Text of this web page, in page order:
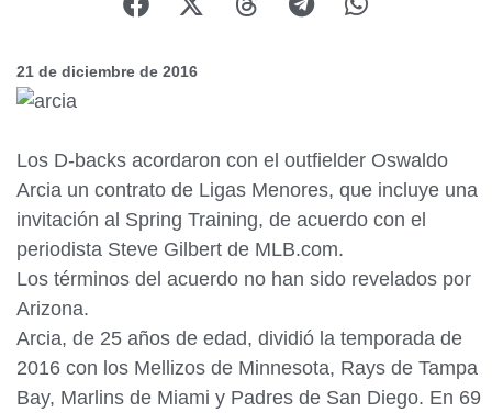
21 de diciembre de 2016
Los D-backs acordaron con el outfielder Oswaldo
Arcia un contrato de Ligas Menores, que incluye una
invitación al Spring Training, de acuerdo con el
periodista Steve Gilbert de MLB.com.
Los términos del acuerdo no han sido revelados por
Arizona.
Arcia, de 25 años de edad, dividió la temporada de
2016 con los Mellizos de Minnesota, Rays de Tampa
Bay, Marlins de Miami y Padres de San Diego. En 69